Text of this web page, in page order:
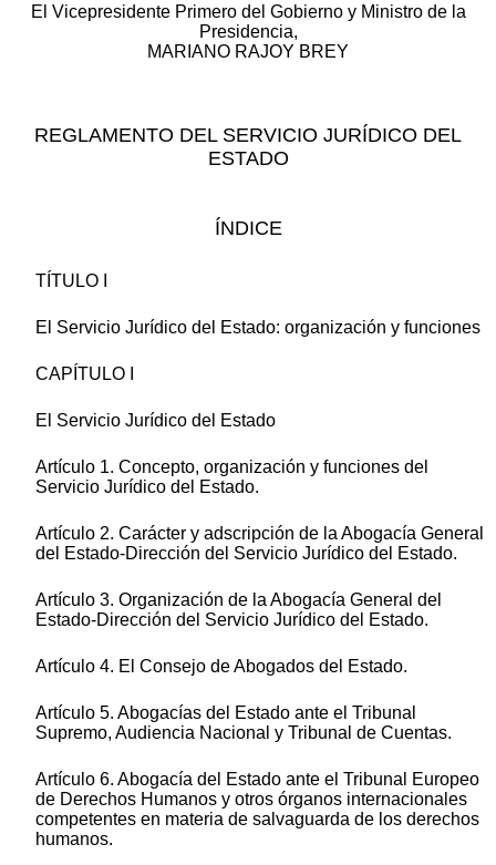
El Vicepresidente Primero del Gobierno y Ministro de la
Presidencia,
MARIANO RAJOY BREY
REGLAMENTO DEL SERVICIO JURÍDICO DEL
ESTADO
ÍNDICE
TÍTULO I
El Servicio Jurídico del Estado: organización y funciones
CAPÍTULO I
El Servicio Jurídico del Estado
Artículo 1. Concepto, organización y funciones del
Servicio Jurídico del Estado.
Artículo 2. Carácter y adscripción de la Abogacía General
del Estado-Dirección del Servicio Jurídico del Estado.
Artículo 3. Organización de la Abogacía General del
Estado-Dirección del Servicio Jurídico del Estado.
Artículo 4. El Consejo de Abogados del Estado.
Artículo 5. Abogacías del Estado ante el Tribunal
Supremo, Audiencia Nacional y Tribunal de Cuentas.
Artículo 6. Abogacía del Estado ante el Tribunal Europeo
de Derechos Humanos y otros órganos internacionales
competentes en materia de salvaguarda de los derechos
humanos.